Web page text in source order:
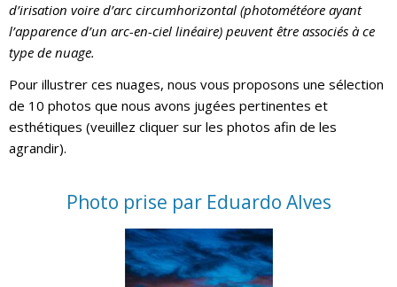
d’irisation voire d’arc circumhorizontal (photométéore ayant
l’apparence d’un arc-en-ciel linéaire) peuvent être associés à ce
type de nuage.
Pour illustrer ces nuages, nous vous proposons une sélection
de 10 photos que nous avons jugées pertinentes et
esthétiques (veuillez cliquer sur les photos afin de les
agrandir).
Photo prise par Eduardo Alves